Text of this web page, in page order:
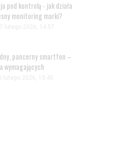
pod kontrolą - jak działa
monitoring marki?
lutego 2026, 14:57
pancerny smartfon –
wymagających
lutego 2026, 13:45